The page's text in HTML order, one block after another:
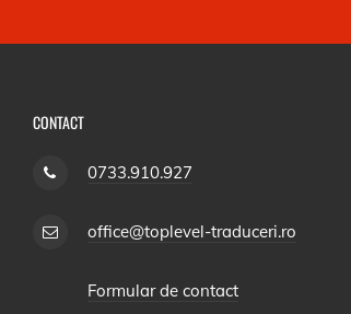
CONTACT
0733.910.927
office@toplevel-traduceri.ro
Formular de contact